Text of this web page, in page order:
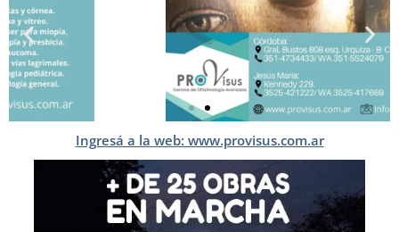
Ingresá a la web: www.provisus.com.ar